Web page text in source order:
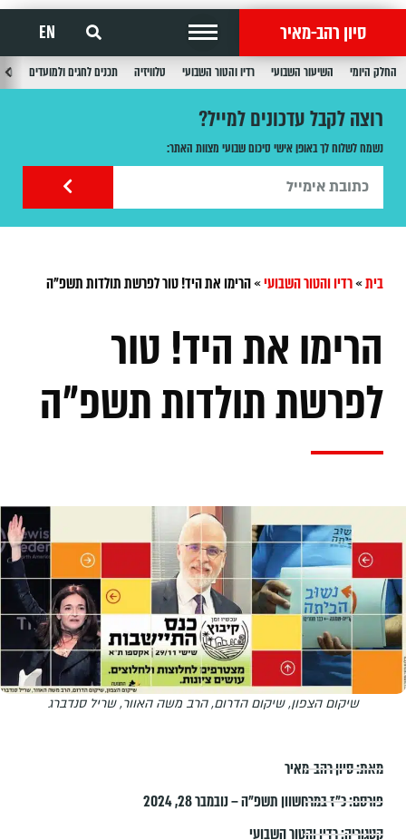
סיון רהב-מאיר EN
החלק היומי השיעור השבועי רדיו והטור השבועי טלוויזיה תכנים לחגים ולמועדים
רוצה לקבל עדכונים למייל?
נשמח לשלוח לך באופן אישי סיכום שבועי מצוות האתר:
בית»רדיו והטור השבועי»הרימו את היד! טור לפרשת תולדות תשפ"ה
הרימו את היד! טור
לפרשת תולדות תשפ"ה
שיקום הצפון, שיקום הדרום, הרב משה האוור, שריל סנדברג
מאת:סיון רהב-מאיר
פורסם:כ״ז במרחשוון תשפ״ה – נובמבר 28, 2024
קטגוריה:רדיו והטור השבועי